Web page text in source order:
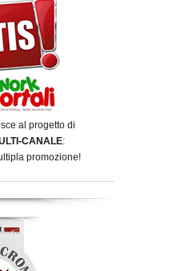
al progetto di
CANALE:
promozione!